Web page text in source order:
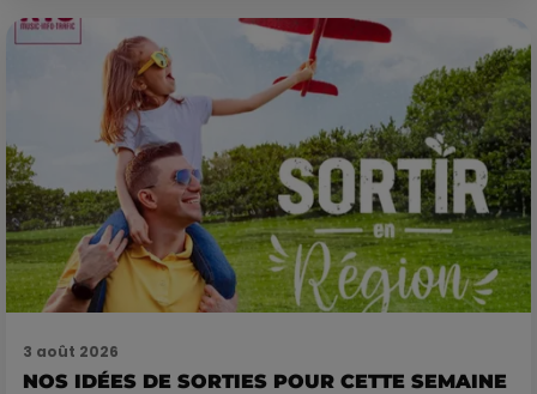
3 août 2026
NOS IDÉES DE SORTIES POUR CETTE SEMAINE